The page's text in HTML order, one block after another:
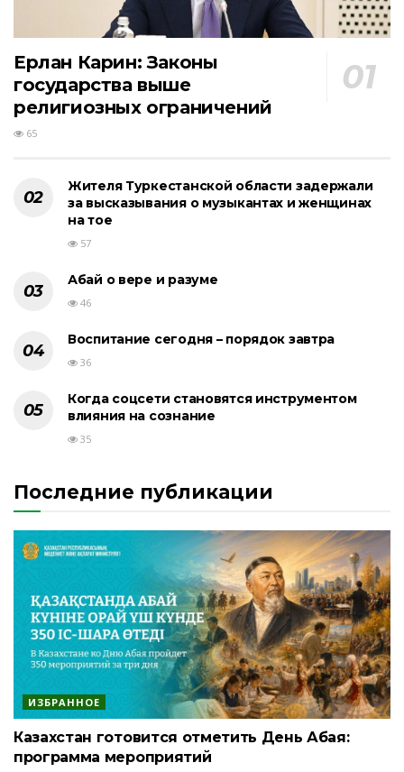
Ерлан Карин: Законы
государства выше
религиозных ограничений
65
Жителя Туркестанской области задержали
за высказывания о музыкантах и женщинах
на тое
57
Абай о вере и разуме
46
Воспитание сегодня – порядок завтра
36
Когда соцсети становятся инструментом
влияния на сознание
35
Последние публикации
ИЗБРАННОЕ
Казахстан готовится отметить День Абая:
программа мероприятий